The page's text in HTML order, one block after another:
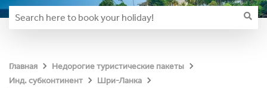
Главная
Недорогие туристические пакеты
Инд. субконтинент
Шри-Ланка